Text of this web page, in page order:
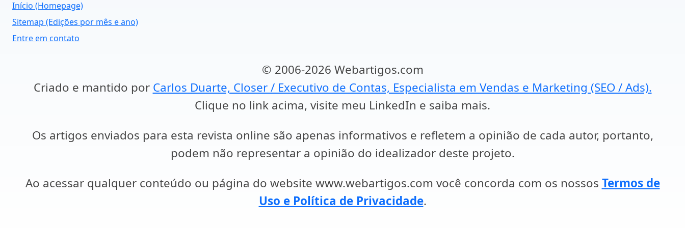
Início (Homepage)
Sitemap (Edições por mês e ano)
Entre em contato
© 2006-2026 Webartigos.com
Criado e mantido por Carlos Duarte, Closer / Executivo de Contas, Especialista em Vendas e Marketing (SEO / Ads).
Clique no link acima, visite meu LinkedIn e saiba mais.
Os artigos enviados para esta revista online são apenas informativos e refletem a opinião de cada autor, portanto,
podem não representar a opinião do idealizador deste projeto.
Ao acessar qualquer conteúdo ou página do website www.webartigos.com você concorda com os nossos Termos de
Uso e Política de Privacidade.